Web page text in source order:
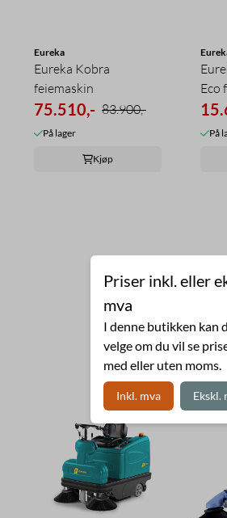
Eureka
Eureka Kobra
feiemaskin
75.510,- 83.900,-
På lager
Kjøp
Eco
På
Priser inkl. eller
mva
I denne butikken kan
velge om du vil se
med eller uten moms.
Inkl. mva Ekskl.